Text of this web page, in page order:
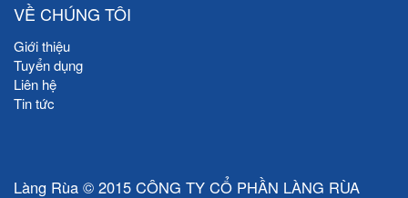
VỀ CHÚNG TÔI
Giới thiệu
Tuyển dụng
Liên hệ
Tin tức
Làng Rùa © 2015 CÔNG TY CỔ PHẦN LÀNG RÙA